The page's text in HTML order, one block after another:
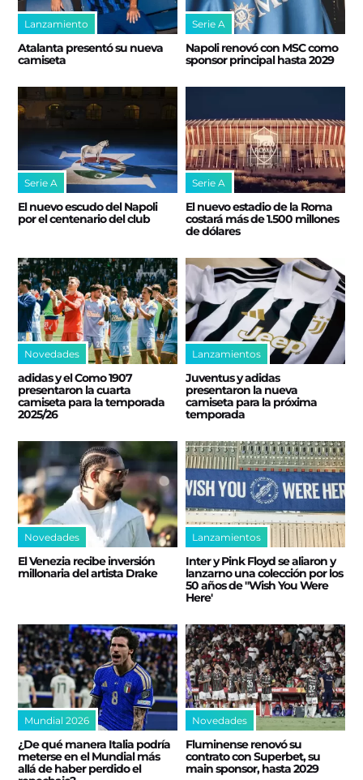
Lanzamiento
Atalanta presentó su nueva
camiseta
Serie A
Napoli renovó con MSC como
sponsor principal hasta 2029
Serie A
El nuevo escudo del Napoli
por el centenario del club
Serie A
El nuevo estadio de la Roma
costará más de 1.500 millones
de dólares
Novedades
adidas y el Como 1907
presentaron la cuarta
camiseta para la temporada
2025/26
Lanzamientos
Juventus y adidas
presentaron la nueva
camiseta para la próxima
temporada
Novedades
El Venezia recibe inversión
millonaria del artista Drake
Lanzamientos
Inter y Pink Floyd se aliaron y
lanzarno una colección por los
50 años de "Wish You Were
Here'
Mundial 2026
¿De qué manera Italia podría
meterse en el Mundial más
allá de haber perdido el
Novedades
Fluminense renovó su
contrato con Superbet, su
main sponsor, hasta 2029